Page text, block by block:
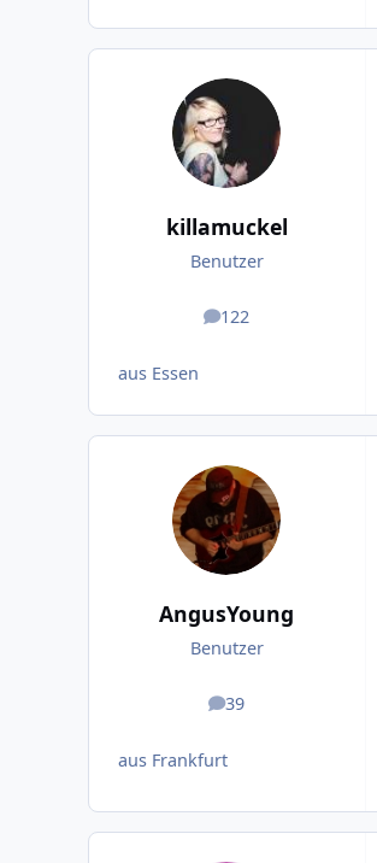
killamuckel
Benutzer
122
Beiträge
aus Essen
AngusYoung
Benutzer
39
Beiträge
aus Frankfurt